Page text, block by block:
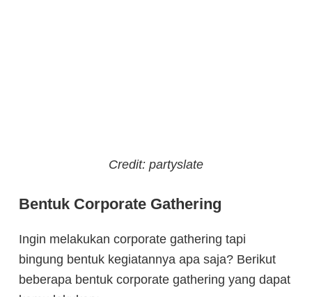
Credit: partyslate
Bentuk Corporate Gathering
Ingin melakukan corporate gathering tapi
bingung bentuk kegiatannya apa saja? Berikut
beberapa bentuk corporate gathering yang dapat